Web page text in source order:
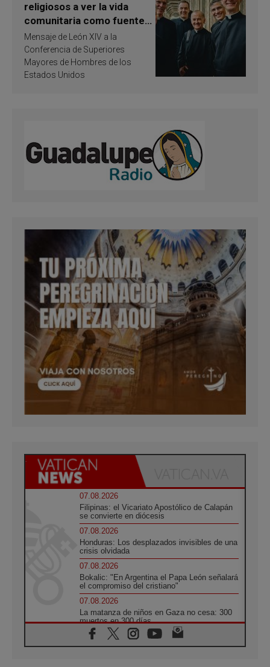
religiosos a ver la vida
comunitaria como fuente
de inspiración y
santificación
Mensaje de León XIV a la
Conferencia de Superiores
Mayores de Hombres de los
Estados Unidos
07.08.2026
Filipinas: el Vicariato Apostólico de Calapán
se convierte en diócesis
07.08.2026
Honduras: Los desplazados invisibles de una
crisis olvidada
07.08.2026
Bokalic: "En Argentina el Papa León señalará
el compromiso del cristiano"
07.08.2026
La matanza de niños en Gaza no cesa: 300
muertos en 300 días
07.08.2026
Tagle: La guerra desfigura el mundo, solo la